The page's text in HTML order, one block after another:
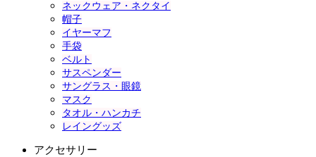
ネックウェア・ネクタイ
帽子
イヤーマフ
手袋
ベルト
サスペンダー
サングラス・眼鏡
マスク
タオル・ハンカチ
レイングッズ
アクセサリー